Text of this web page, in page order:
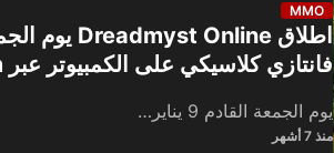
MMO
فانتازي كلاسيكي على الكمبيوتر عبر Steam
يوم الجمعة القادم 9 يناير…
منذ 7 أشهر